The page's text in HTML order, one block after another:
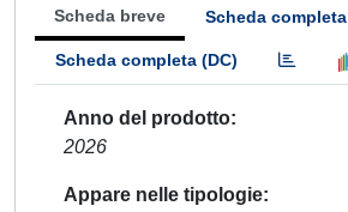
Scheda breve Scheda completa
Scheda completa (DC)
Anno del prodotto
2026
Appare nelle tipologie